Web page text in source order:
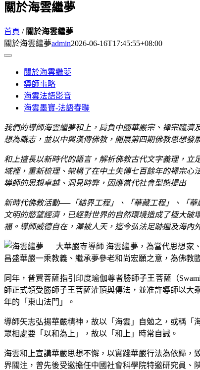
關於海雲繼夢
首頁 / 關於海雲繼夢
關於海雲繼夢admin2026-06-16T17:45:55+08:00
Toggle
關於海雲繼夢
導師事略
海雲法語影音
海雲墨寶-法語春聯
我們的導師海雲繼夢和上，肩負中國華嚴宗、禪宗臨
想為職志，並以中興漢傳佛教，開展第四期佛教思想發
和上擅長以新時代的語言，解析佛教古代文字義理，
域裡，重新梳理、架構了在中土失傳七百餘年的禪宗心
導師的思想卓越、洞見時弊，因應當代社會型態提出
新時代佛教活動──「結界工程」、「華藏工程」、「
文明的慾望經濟，已經對世界的自然環境造成了極大
福。導師威德自在，澤被人天，迄今弘法足跡遍及海內
大華嚴寺導師 海雲繼夢，為當代思想家
昌盛華嚴一乘教義、繼承夢參老和尚宏願之意，為佛教
同年，普賢菩薩指引印度瑜伽尊者勝師子王菩薩（
師正式領受勝師子王菩薩灌頂與傳法，並准許導師以
年的「東山法門」。
導師矢志弘揚華嚴精神，故以「海雲」自勉之，或稱「
眾相處要「以和為上」，故以「和上」時常自誡。
海雲和上宣講華嚴思想不懈，以實踐華嚴行法為依歸
界關注，曾先後受邀擔任中國社會科學院特邀研究員、